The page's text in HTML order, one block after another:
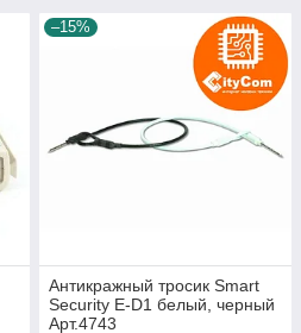
–15%
Антикражный тросик Smart
Security E-D1 белый, черный
Арт.4743